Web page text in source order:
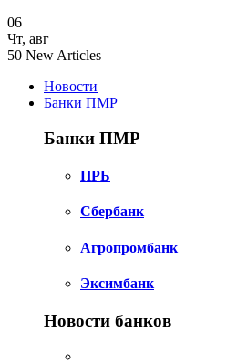
06
Чт, авг
50 New Articles
Новости
Банки ПМР
Банки ПМР
ПРБ
Сбербанк
Агропромбанк
Эксимбанк
Новости банков